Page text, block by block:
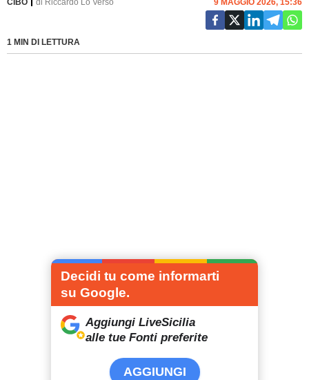
CIBO di Riccardo Lo Verso
1 MIN DI LETTURA
9 MAGGIO 2026, 15:36
Decidi tu come informarti
su Google.
Aggiungi LiveSicilia
alle tue Fonti preferite
AGGIUNGI